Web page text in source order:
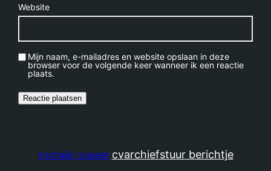
Website
Mijn naam, e-mailadres en website opslaan in deze
browser voor de volgende keer wanneer ik een reactie
plaats.
michaël rosseel cvarchiefstuur berichtje